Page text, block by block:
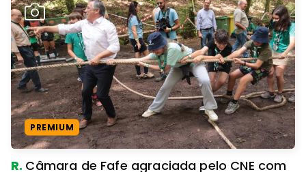
PREMIUM
R. Câmara de Fafe agraciada pelo CNE com